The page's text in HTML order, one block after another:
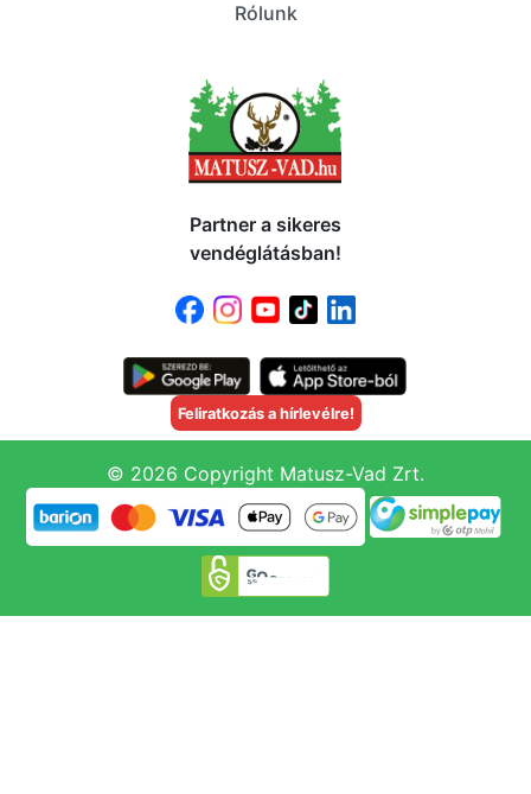
Rólunk
Partner a sikeres
vendéglátásban!
Feliratkozás a hírlevélre!
© 2026 Copyright Matusz-Vad Zrt.